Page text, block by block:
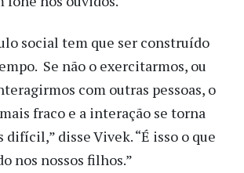
social tem que ser construído
Se não o exercitarmos, ou
com outras pessoas, o
fraco e a interação se torna
difícil,” disse Vivek. “É isso o que
nos nossos filhos.”